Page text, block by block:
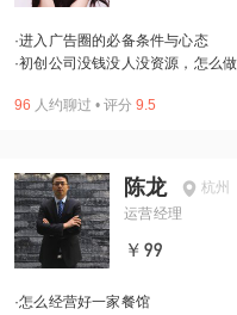
·进入广告圈的必备条件与心态
·初创公司没钱没人没资源，怎么
96 人约聊过 • 评分 9.5
陈龙
杭州
运营经理
￥99
·怎么经营好一家餐馆